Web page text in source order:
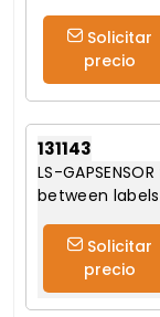
precio
131143
LS-
between labels
precio